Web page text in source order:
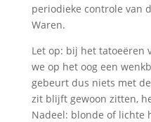
periodieke controle van
Waren.
Let op: bij het tatoeëren
we op het oog een
gebeurt dus niets met
zit blijft gewoon zitten,
Nadeel: blonde of lichte